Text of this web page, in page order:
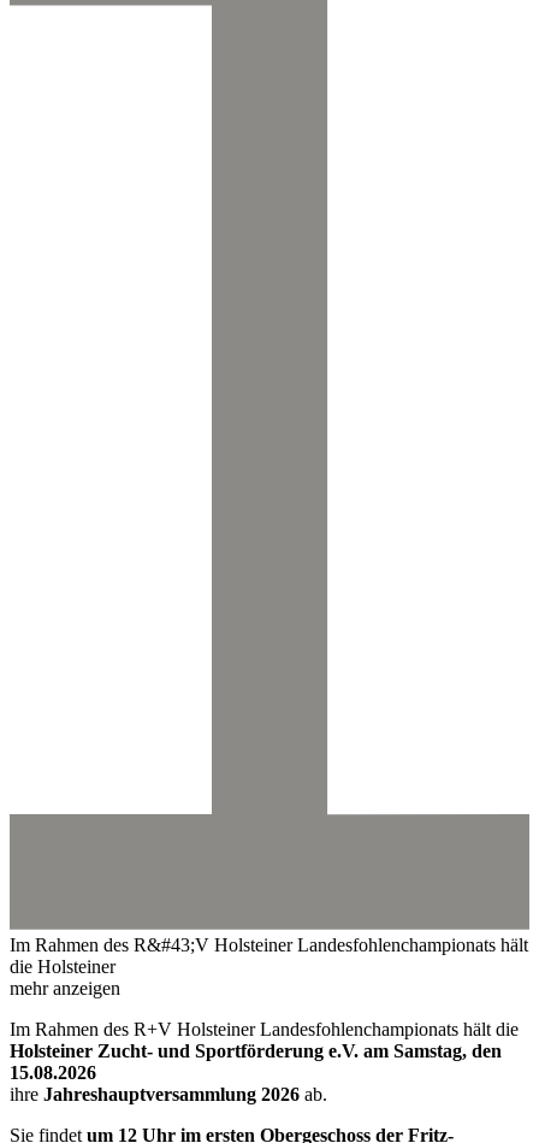
Im Rahmen des R&#43;V Holsteiner Landesfohlenchampionats hält
die Holsteiner
mehr anzeigen
Im Rahmen des R+V Holsteiner Landesfohlenchampionats hält die
Holsteiner Zucht- und Sportförderung e.V. am Samstag, den
15.08.2026
ihre Jahreshauptversammlung 2026 ab.
Sie findet um 12 Uhr im ersten Obergeschoss der Fritz-